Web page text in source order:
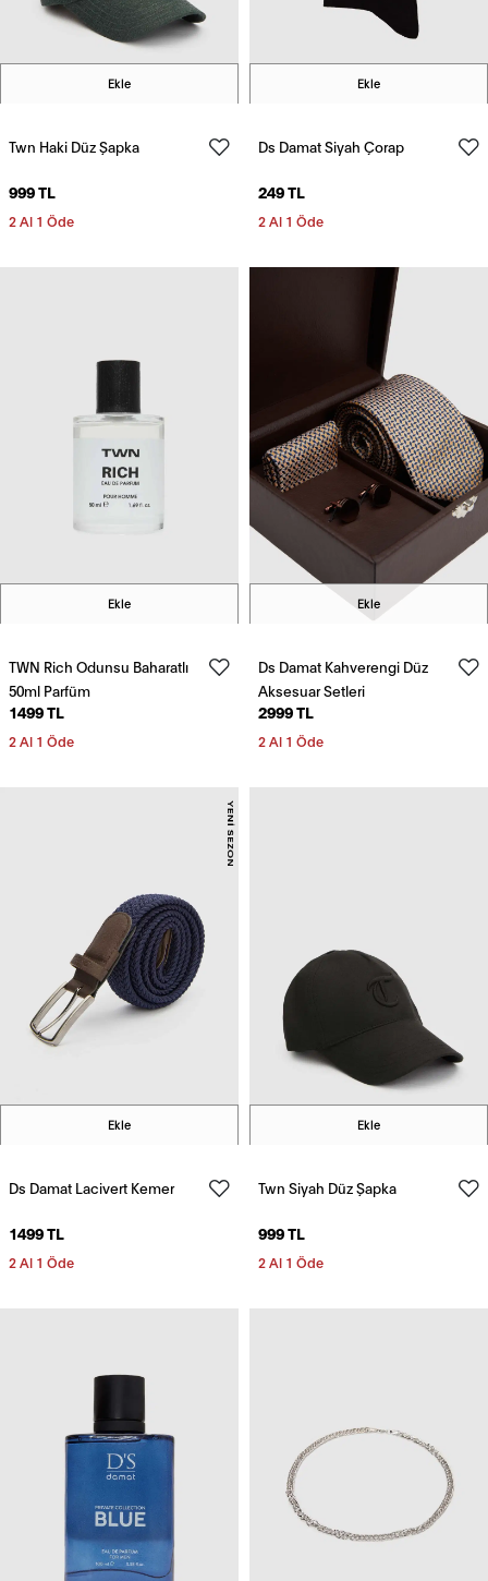
Ekle
Twn Haki Düz Şapka
999 TL
2 Al 1 Öde
Ekle
Ds Damat Siyah Çorap
249 TL
2 Al 1 Öde
Ekle
TWN Rich Odunsu Baharatlı
50ml Parfüm
1499 TL
2 Al 1 Öde
Ekle
Ds Damat Kahverengi Düz
Aksesuar Setleri
2999 TL
2 Al 1 Öde
Ekle
Ds Damat Lacivert Kemer
1499 TL
2 Al 1 Öde
Ekle
Twn Siyah Düz Şapka
999 TL
2 Al 1 Öde